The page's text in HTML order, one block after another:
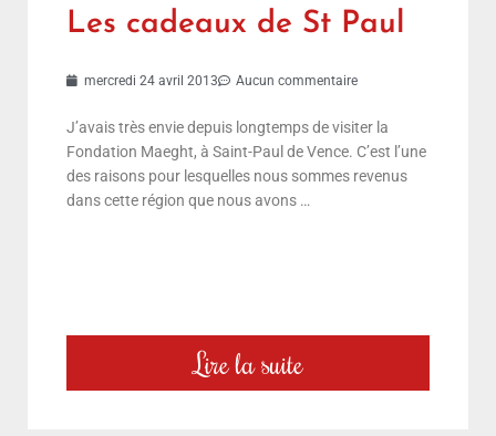
Les cadeaux de St Paul
mercredi 24 avril 2013 Aucun commentaire
J’avais très envie depuis longtemps de visiter la
Fondation Maeght, à Saint-Paul de Vence. C’est l’une
des raisons pour lesquelles nous sommes revenus
dans cette région que nous avons …
Lire la suite